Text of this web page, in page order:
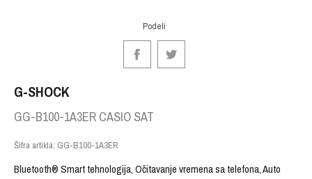
Podeli
G-SHOCK
GG-B100-1A3ER CASIO SAT
Šifra artikla: GG-B100-1A3ER
Bluetooth® Smart tehnologija, Očitavanje vremena sa telefona, Auto